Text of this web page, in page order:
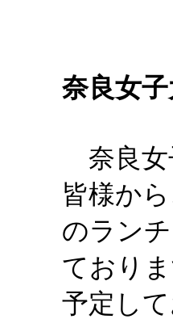
奈良女
奈良女
皆様か
のラン
ており
予定し